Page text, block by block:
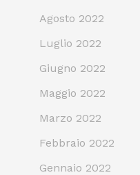
Agosto 2022
Luglio 2022
Giugno 2022
Maggio 2022
Marzo 2022
Febbraio 2022
Gennaio 2022